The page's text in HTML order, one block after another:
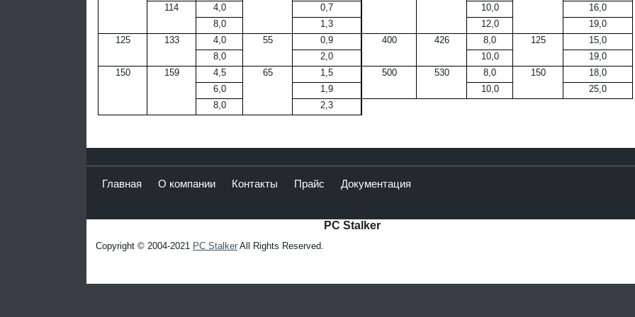
114 4,0 0,7 10,0
16,0
8,0
1,3 12,0
19,0
125
133 4,0 55 0,9 400 426 8,0 125
15,0
8,0
2,0 10,0
19,0
150
159 4,5 65 1,5 500 530 8,0 150
18,0
6,0
1,9 10,0
25,0
8,0
2,3
Главная О компании Контакты Прайс Документация
PC Stalker
Copyright © 2004-2021 PC Stalker All Rights Reserved.